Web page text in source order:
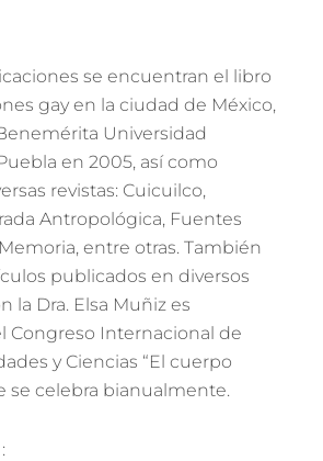
se encuentran el libro
gay en la ciudad de México,
Universidad
en 2005, así como
revistas: Cuicuilco,
Antropológica, Fuentes
entre otras. También
publicados en diversos
la Dra. Elsa Muñiz es
Congreso Internacional de
y Ciencias “El cuerpo
se celebra bianualmente.